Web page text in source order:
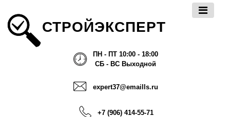
СТРОЙЭКСПЕРТ
ПН - ПТ 10:00 - 18:00
СБ - ВС Выходной
expert37@emaills.ru
+7 (906) 414-55-71